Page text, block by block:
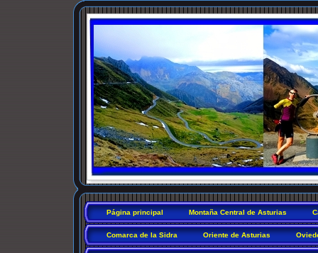
Página principal Montaña Central de Asturias
Comarca de la Sidra Oriente de Asturias